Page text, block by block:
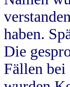
haben.
Die
Fällen bei